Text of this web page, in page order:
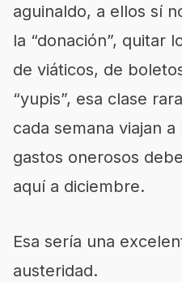
aguinaldo, a ellos sí
la “donación”, quitar
de viáticos, de
“yupis”, esa clase
cada semana viajan
gastos onerosos
aquí a diciembre.
Esa sería una
austeridad.